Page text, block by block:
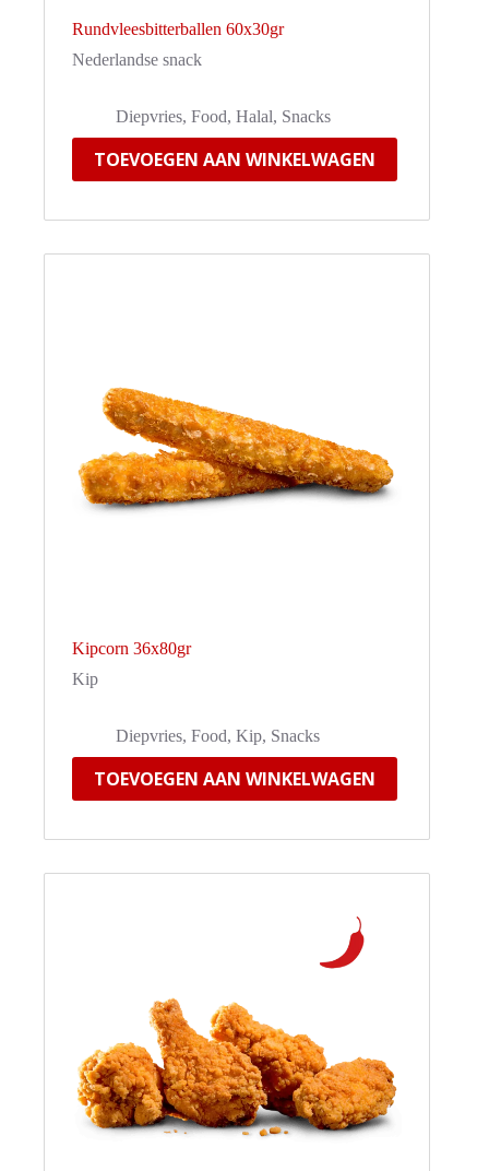
Rundvleesbitterballen 60x30gr
Nederlandse snack
Diepvries, Food, Halal, Snacks
TOEVOEGEN AAN WINKELWAGEN
Kipcorn 36x80gr
Kip
Diepvries, Food, Kip, Snacks
TOEVOEGEN AAN WINKELWAGEN